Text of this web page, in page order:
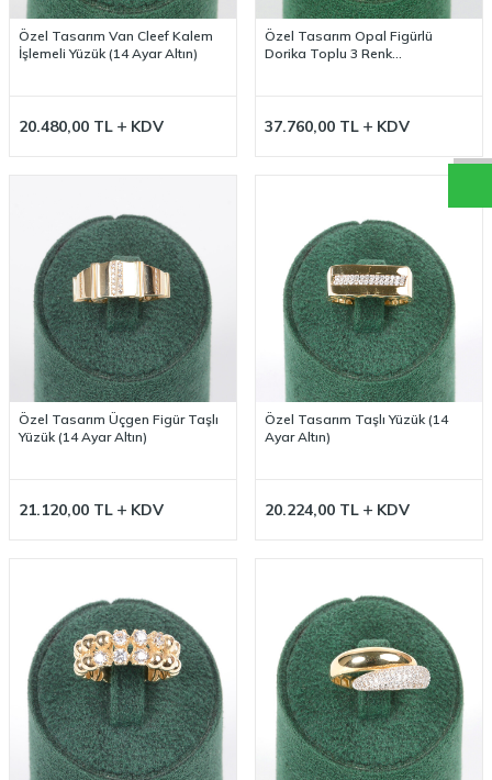
Özel Tasarım Van Cleef Kalem
İşlemeli Yüzük (14 Ayar Altın)
20.480,00 TL KDV
Özel Tasarım Opal Figürlü
Dorika Toplu 3 Renk
37.760,00 TL KDV
Özel Tasarım Üçgen Figür Taşlı
Yüzük (14 Ayar Altın)
21.120,00 TL KDV
Özel Tasarım Taşlı Yüzük (14
Ayar Altın)
20.224,00 TL KDV